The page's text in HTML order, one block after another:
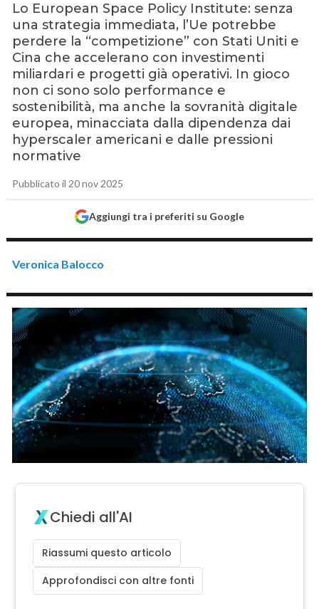
Lo European Space Policy Institute: senza
una strategia immediata, l’Ue potrebbe
perdere la “competizione” con Stati Uniti e
Cina che accelerano con investimenti
miliardari e progetti già operativi. In gioco
non ci sono solo performance e
sostenibilità, ma anche la sovranità digitale
europea, minacciata dalla dipendenza dai
hyperscaler americani e dalle pressioni
normative
Pubblicato il 20 nov 2025
Aggiungi tra i preferiti su Google
Veronica Balocco
Chiedi all'AI
Riassumi questo articolo
Approfondisci con altre fonti